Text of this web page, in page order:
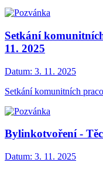
Setkání
11. 2025
Datum: 3. 11. 2025
Setkání komunitních
Bylinkotvoření -
Datum: 3. 11. 2025